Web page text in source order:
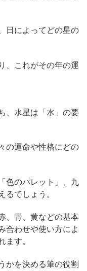
日によってどの星の
、これがその年の運
、水星は「水」の要
の運命や性格にどの
色のパレット」、九
るでしょう。
、青、黄などの基本
合わせや使い方によ
ます。
かを決める筆の役割